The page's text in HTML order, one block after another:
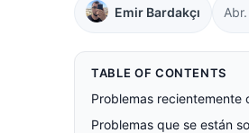
Emir Bardakçı
TABLE OF CONTENTS
Problemas recientemente
Problemas que se están